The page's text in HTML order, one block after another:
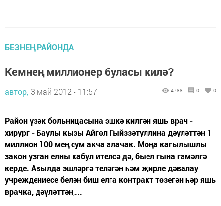
БЕЗНЕҢ РАЙОНДА
Кемнең миллионер буласы килә?
автор, 3 май 2012 - 11:57 4788 0 0
Район үзәк больницасына эшкә килгән яшь врач -
хирург - Баулы кызы Айгөл Гыйззәтуллина дәүләттән 1
миллион 100 мең сум акча алачак. Моңа кагылышлы
закон узган елны кабул ителсә дә, быел гына гамәлгә
керде. Авылда эшләргә теләгән һәм җирле дәвалау
учреждениесе белән биш елга контракт төзегән һәр яшь
врачка, дәүләттән,...